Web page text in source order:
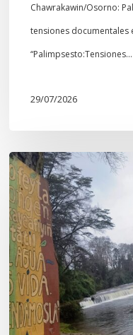
Chawrakawin/Osorno:
tensiones documentales
“Palimpsesto:Tensiones…
29/07/2026
En
defensa
del
Salto
Donguil
y
el
territorio